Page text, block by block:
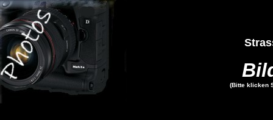
(Bitte klicken